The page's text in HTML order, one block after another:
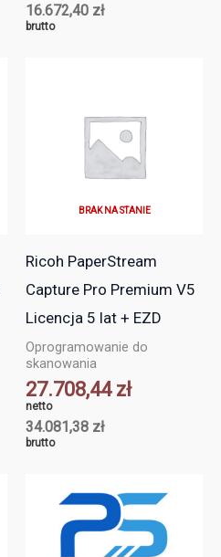
16.672,40 zł
brutto
BRAK NA STANIE
Ricoh PaperStream
Capture Pro Premium V5
Licencja 5 lat + EZD
Oprogramowanie do
skanowania
27.708,44 zł
netto
34.081,38 zł
brutto